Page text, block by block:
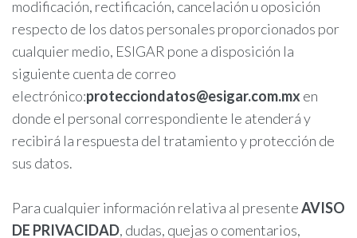
modificación, rectificación, cancelación u oposición
respecto de los datos personales proporcionados por
cualquier medio, ESIGAR pone a disposición la
siguiente cuenta de correo
electrónico:protecciondatos@esigar.com.mx en
donde el personal correspondiente le atenderá y
recibirá la respuesta del tratamiento y protección de
sus datos.
Para cualquier información relativa al presenteAVISO
DE PRIVACIDAD, dudas, quejas o comentarios,